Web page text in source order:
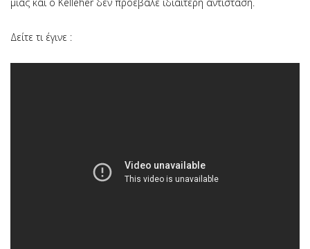
Δείτε τι έγινε :